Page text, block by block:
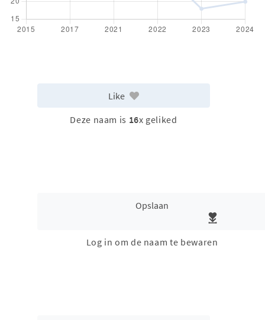
Like
Deze naam is 16x geliked
Opslaan
Log in om de naam te bewaren